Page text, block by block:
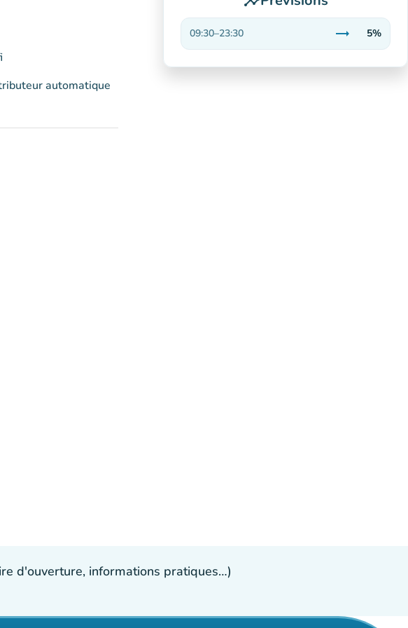
automatique
09:30–23:30 trending_flat
Stable
5%
d'ouverture, informations pratiques…)